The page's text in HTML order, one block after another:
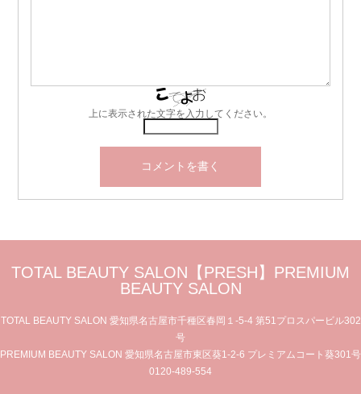
上に表示された文字を入力してください。
TOTAL BEAUTY SALON【PRESH】PREMIUM
BEAUTY SALON
TOTAL BEAUTY SALON 愛知県名古屋市千種区春岡１-5-4 第51プロスパービル302
号
PREMIUM BEAUTY SALON 愛知県名古屋市東区葵1-2-6 プレミアムコート葵301号
0120-489-554